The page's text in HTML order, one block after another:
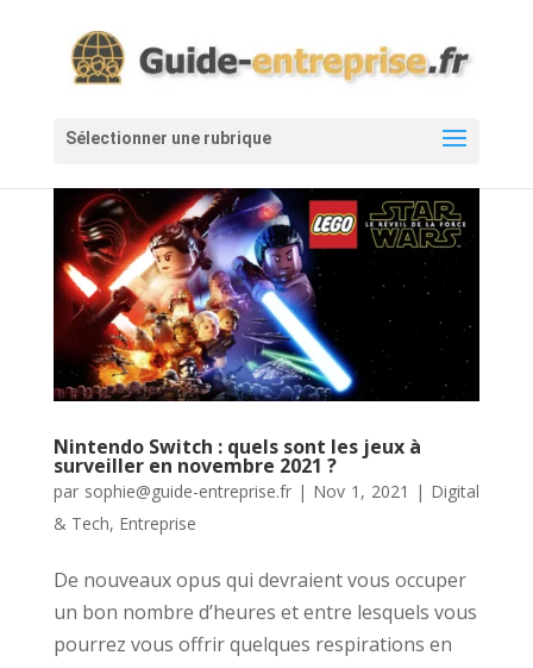
Nintendo Switch : quels sont les jeux à
surveiller en novembre 2021 ?
par sophie@guide-entreprise.fr| Nov 1, 2021 | Digital
& Tech, Entreprise
De nouveaux opus qui devraient vous occuper
un bon nombre d’heures et entre lesquels vous
pourrez vous offrir quelques respirations en